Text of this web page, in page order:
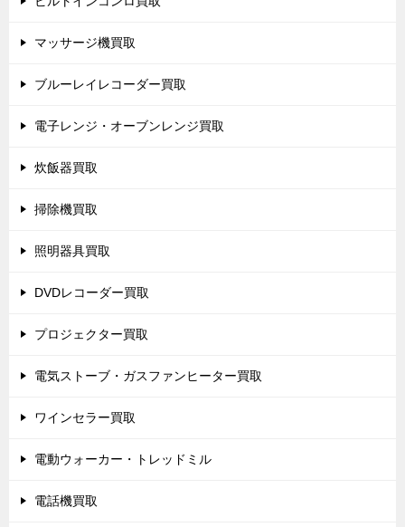
マッサージ機買取
ブルーレイレコーダー買取
電子レンジ・オーブンレンジ買取
炊飯器買取
掃除機買取
照明器具買取
DVDレコーダー買取
プロジェクター買取
電気ストーブ・ガスファンヒーター買取
ワインセラー買取
電動ウォーカー・トレッドミル
電話機買取